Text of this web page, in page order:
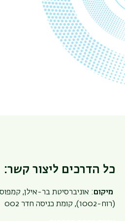
כל הדרכים ליצור קשר:
מיקום: אוניברסיטת בר-אילן, קמפוס
(רוח-1002), קומת כניסה חדר 002